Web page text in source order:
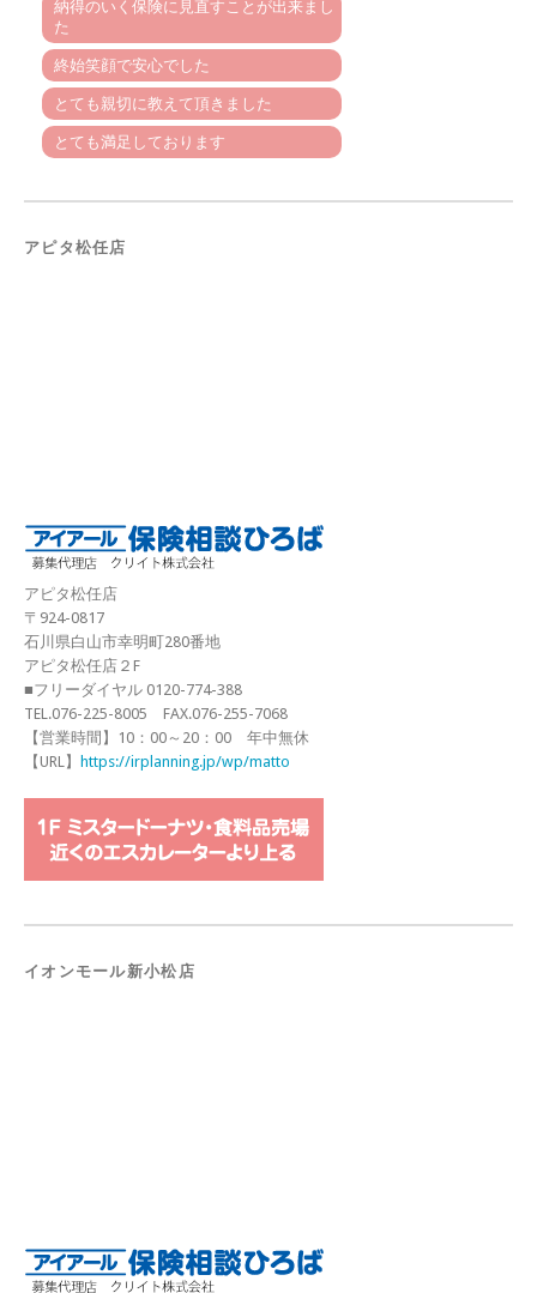
納得のいく保険に見直すことが出来まし
た
終始笑顔で安心でした
とても親切に教えて頂きました
とても満足しております
アピタ松任店
アピタ松任店
〒924-0817
石川県白山市幸明町280番地
アピタ松任店２F
■フリーダイヤル 0120-774-388
TEL.076-225-8005 FAX.076-255-7068
【営業時間】10：00～20：00 年中無休
【URL】 https://irplanning.jp/wp/matto
イオンモール新小松店